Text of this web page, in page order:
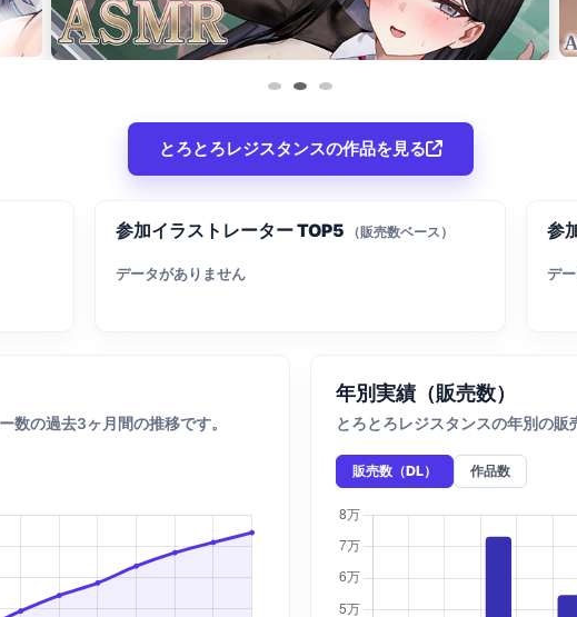
とろとろレジスタンスの作品を見る
参加イラストレーター TOP5 （販売数ベース）
データがありません
参
デ
数の過去3ヶ月間の推移です。
年別実績（販売数）
とろとろレジスタンスの年別の販
販売数（DL） 作品数